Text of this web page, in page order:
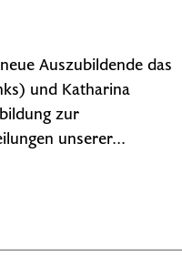
Auszubildende das
und Katharina
zur
unserer...